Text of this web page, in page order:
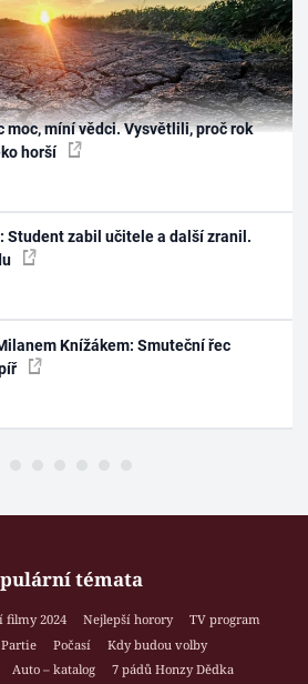
moc, míní vědci. Vysvětlili, proč rok
horší
Student zabil učitele a další zranil.
Knížákem: Smuteční řec
témata
filmy 2024 Nejlepší horory
TV program
Partie Počasí
Kdy budou volby
Auto – katalog
7 pádů Honzy Dědka